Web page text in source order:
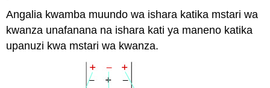
Angalia kwamba muundo wa ishara katika mstari wa
kwanza unafanana na ishara kati ya maneno katika
upanuzi kwa mstari wa kwanza.